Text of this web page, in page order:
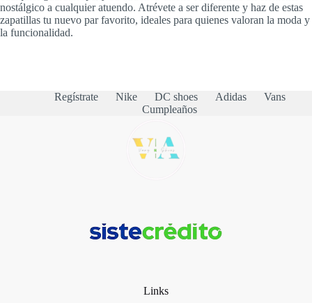
nostálgico a cualquier atuendo. Atrévete a ser diferente y haz de estas
zapatillas tu nuevo par favorito, ideales para quienes valoran la moda y
la funcionalidad.
Regístrate Nike DC shoes Adidas
Vans
Cumpleaños
Links